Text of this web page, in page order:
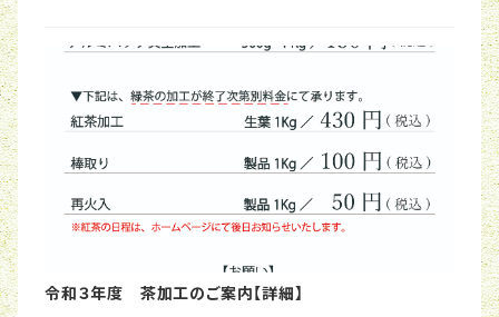
令和３年度 茶加工のご案内【詳細】